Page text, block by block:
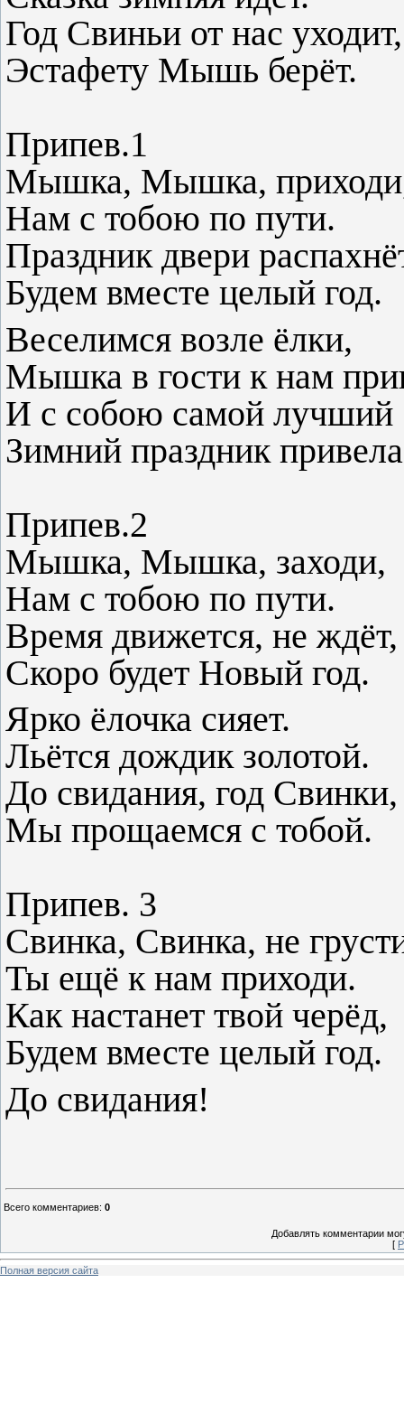
Год Свиньи от нас уходит,
Эстафету Мышь берёт.
Припев.1
Мышка, Мышка,
Нам с тобою по пути.
Праздник двери
Будем вместе целый
Веселимся возле ёлки,
Мышка в гости к нам
И с собою самой лучший
Зимний праздник
Припев.2
Мышка, Мышка, заходи,
Нам с тобою по пути.
Время движется, не ждёт,
Скоро будет Новый год.
Ярко ёлочка сияет.
Льётся дождик золотой.
До свидания, год Свинки,
Мы прощаемся с тобой.
Припев. 3
Свинка, Свинка, не
Ты ещё к нам приходи.
Как настанет твой черёд,
Будем вместе целый
До свидания!
Всего комментариев: 0
Добавлять комментарии
[
Полная версия сайта